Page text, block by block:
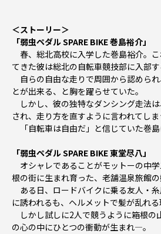
＜ストーリー＞
「弱虫ペダル SPARE BIKE 巻島裕介」
春、総北高校に入学した巻島裕介。
てきた彼は総北の自転車競技部に入部す
自らの自由な走りで周囲から認めら
とが出来る、と胸を躍らせていた。
しかし、彼の独特なダンシング走法
され、走り方を直すように言われてしま
「自転車は自由だ」と信じていた巻島
「弱虫ペダル SPARE BIKE 東堂尽八」
オシャレであることがモットーの中
根の街に生まれ育った、老舗温泉旅館の
ある日、ロードバイクに乗る友人・
に誘われるも、ヘルメットで髪が乱れる
しかし試しに2人で競うように箱根の
の心の中にひとつの衝動が生まれ―。